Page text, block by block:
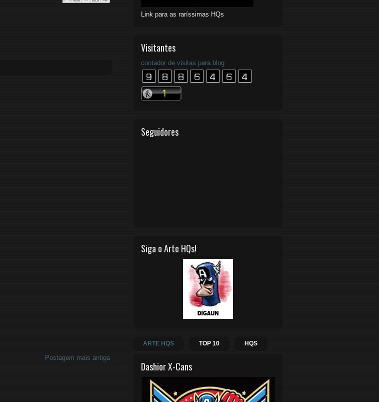
Postagem mais antiga
Link para as raríssimas HQs
Visitantes
contador de visitas para blog
Seguidores
Siga o Arte HQs!
ARTE HQS TOP 10 HQS
Dashior X-Cans